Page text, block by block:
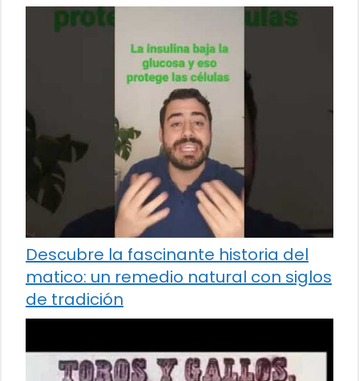
Descubre la fascinante historia del
matico: un remedio natural con siglos
de tradición